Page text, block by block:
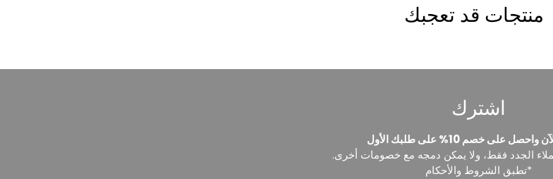
منتجات قد تعجبك
اشترك
على خصم 10% على طلبك الأول
الجدد فقط، ولا يمكن دمجه مع خصومات أخرى.
*تطبق الشروط والأحكام